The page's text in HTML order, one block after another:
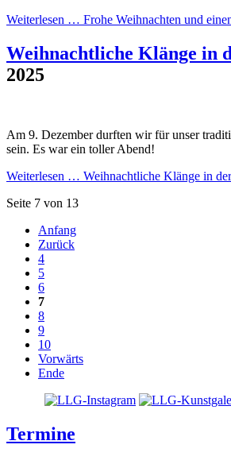
Weiterlesen … Frohe Weihnachten und
Weihnachtliche Klänge in
2025
Am 9. Dezember durften wir für unser
sein. Es war ein toller Abend!
Weiterlesen … Weihnachtliche Klänge in
Seite 7 von 13
Anfang
Zurück
4
5
6
7
8
9
10
Vorwärts
Ende
Termine